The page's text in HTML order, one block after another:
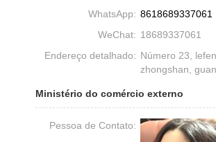
WhatsApp: 8618689337061
WeChat: 18689337061
Endereço detalhado: Número 23,
zhongshan,
Ministério do comércio externo
Pessoa de Contato: